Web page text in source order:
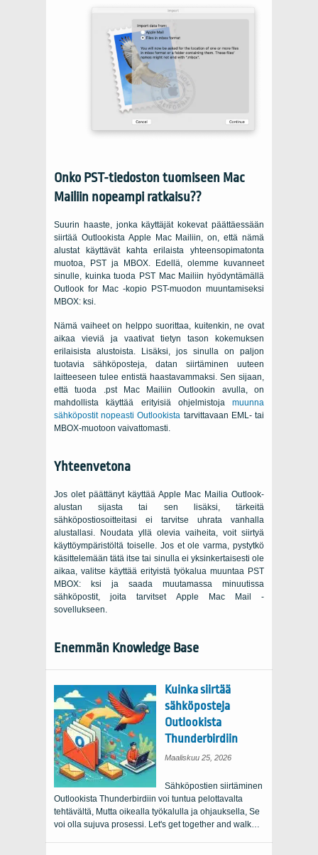
Onko PST-tiedoston tuomiseen Mac
Mailiin nopeampi ratkaisu??
Suurin haaste, jonka käyttäjät kokevat päättäessään
siirtää Outlookista Apple Mac Mailiin, on, että nämä
alustat käyttävät kahta erilaista yhteensopimatonta
muotoa, PST ja MBOX. Edellä, olemme kuvanneet
sinulle, kuinka tuoda PST Mac Mailiin hyödyntämällä
Outlook for Mac -kopio PST-muodon muuntamiseksi
MBOX: ksi.
Nämä vaiheet on helppo suorittaa, kuitenkin, ne ovat
aikaa vieviä ja vaativat tietyn tason kokemuksen
erilaisista alustoista. Lisäksi, jos sinulla on paljon
tuotavia sähköposteja, datan siirtäminen uuteen
laitteeseen tulee entistä haastavammaksi. Sen sijaan,
että tuoda .pst Mac Mailiin Outlookin avulla, on
mahdollista käyttää erityisiä ohjelmistoja muunna
sähköpostit nopeasti Outlookista tarvittavaan EML- tai
MBOX-muotoon vaivattomasti.
Yhteenvetona
Jos olet päättänyt käyttää Apple Mac Mailia Outlook-
alustan sijasta tai sen lisäksi, tärkeitä
sähköpostiosoitteitasi ei tarvitse uhrata vanhalla
alustallasi. Noudata yllä olevia vaiheita, voit siirtyä
käyttöympäristöltä toiselle. Jos et ole varma, pystytkö
käsittelemään tätä itse tai sinulla ei yksinkertaisesti ole
aikaa, valitse käyttää erityistä työkalua muuntaa PST
MBOX: ksi ja saada muutamassa minuutissa
sähköpostit, joita tarvitset Apple Mac Mail -
sovellukseen.
Enemmän Knowledge Base
Kuinka siirtää
sähköposteja
Outlookista
Thunderbirdiin
Maaliskuu 25, 2026
Sähköpostien siirtäminen
Outlookista Thunderbirdiin voi tuntua pelottavalta
tehtävältä, Mutta oikealla työkalulla ja ohjauksella, Se
voi olla sujuva prosessi. Let's get together and walk…